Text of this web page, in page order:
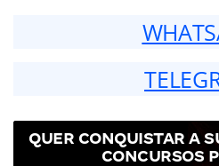
QUER CONQUISTAR A
CONCURSOS